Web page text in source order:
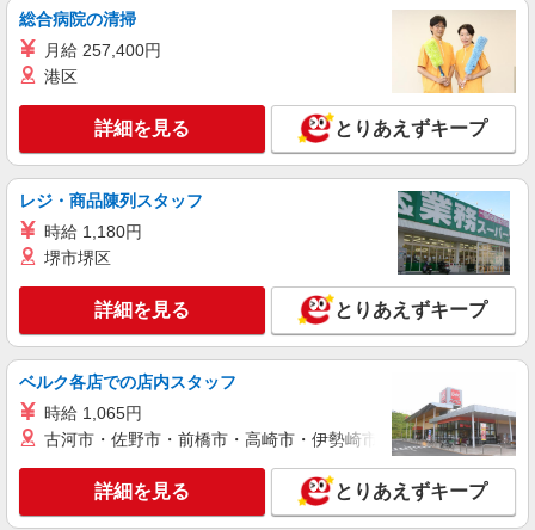
キープ 詳細を見る
派遣社員
株式会社kotrio /●SW-H1-1983849
20代〜50代活躍中！デイサービスの看護師＊
残業なし◎日勤のみ
時給2400円〜3000円＜交通費全額支給(ガソリ
詳細を見る
株式会社kotrio /●SW-H1-2099265
赤羽駅★病院でお掃除/食事の配膳など♪★激募
時給1650円〜2312円 ＜日払い有/週払い有/交
通費全支給(ガソリン代含む)＞
北区内【赤羽駅近く】
総合病院の清掃
月給 257,400円
港区
詳細を見る とりあえずキープ
レジ・商品陳列スタッフ
時給 1,180円
堺市堺区
詳細を見る とりあえずキープ
ベルク各店での店内スタッフ
時給 1,065円
古河市・佐野市・前橋市・高崎市・伊勢崎市・太田市・館林市
詳細を見る とりあえずキープ